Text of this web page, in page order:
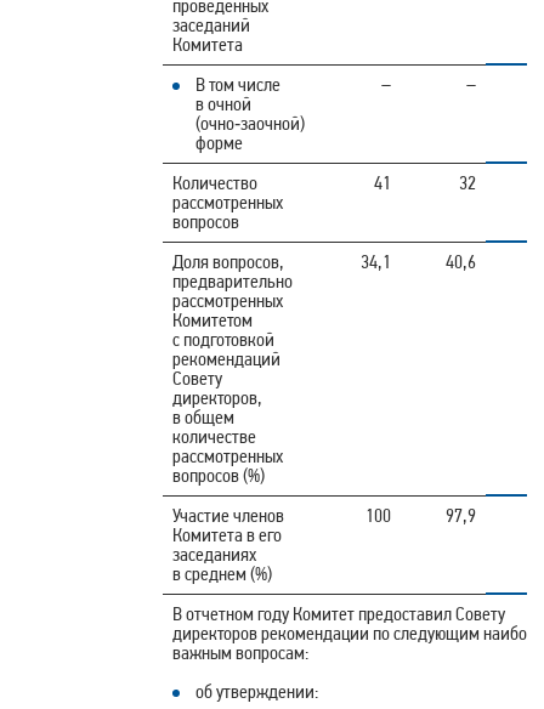
проведенных
заседаний
Комитета
В том числе
в очной
(очно‑заочной)
форме
– –
Количество
рассмотренных
вопросов
41 32
Доля вопросов,
предварительно
рассмотренных
Комитетом
с подготовкой
рекомендаций
Совету
директоров,
в общем
количестве
рассмотренных
вопросов (%)
34,1 40,6
Участие членов
Комитета в его
заседаниях
в среднем (%)
100 97,9
В отчетном году Комитет предоставил Совету
директоров рекомендации по следующим
важным вопросам:
об утверждении: